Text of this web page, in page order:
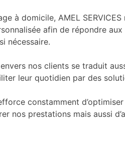
à domicile, AMEL
afin de répondre
nécessaire.
nos clients se traduit
leur quotidien par des
constamment
nos prestations mais aussi